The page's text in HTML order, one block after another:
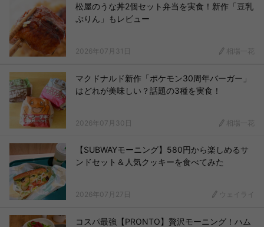
松屋のうな丼2個セット弁当を実食！新作「豆乳
ぷりん」もレビュー
2026年07月31日 相場一花
マクドナルド新作「ポケモン30周年バーガー」
はどれが美味しい？話題の3種を実食！
2026年07月30日 相場一花
【SUBWAYモーニング】580円から楽しめるサ
ンドセット＆人気クッキーを食べてみた
2026年07月27日 ウェイライ
コスパ最強【PRONTO】贅沢モーニング！ハム